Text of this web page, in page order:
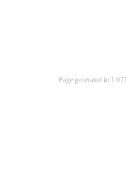
Page generated in